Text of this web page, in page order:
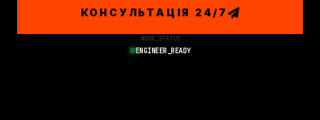
КОНСУЛЬТАЦІЯ 24/7
NODE_STATUS
ENGINEER_READY